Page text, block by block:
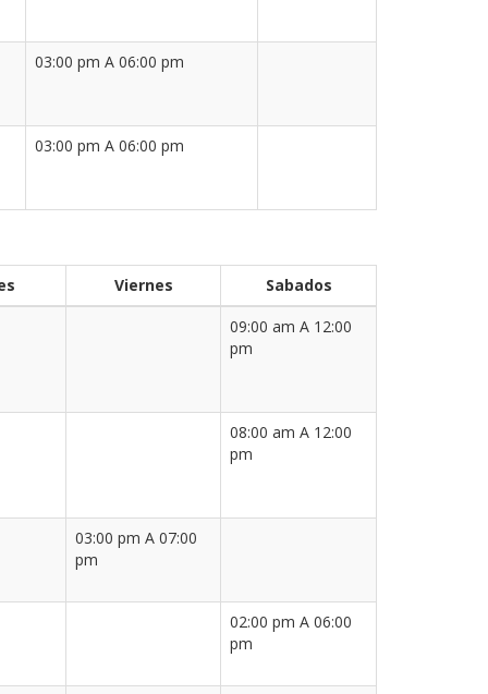
03:00 pm A 06:00 pm
03:00 pm A 06:00 pm
Viernes
Sabados
09:00 am A 12:00
pm
08:00 am A 12:00
pm
03:00 pm A 07:00
pm
02:00 pm A 06:00
pm